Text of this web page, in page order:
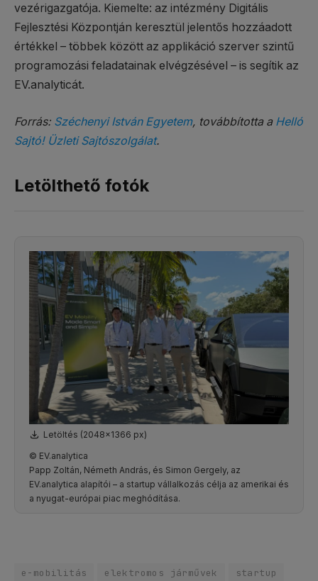
vezérigazgatója. Kiemelte: az intézmény Digitális
Fejlesztési Központján keresztül jelentős hozzáadott
értékkel – többek között az applikáció szerver szintű
programozási feladatainak elvégzésével – is segítik az
EV.analyticát.
Forrás: Széchenyi István Egyetem, továbbította a Helló
Sajtó! Üzleti Sajtószolgálat.
Letölthető fotók
Letöltés (2048x1366 px)
© EV.analytica
Papp Zoltán, Németh András, és Simon Gergely, az
EV.analytica alapítói – a startup vállalkozás célja az amerikai és
a nyugat-európai piac meghódítása.
e-mobilitás elektromos járművek startup